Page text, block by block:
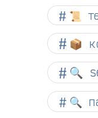
📜
📦
🔍
🔍